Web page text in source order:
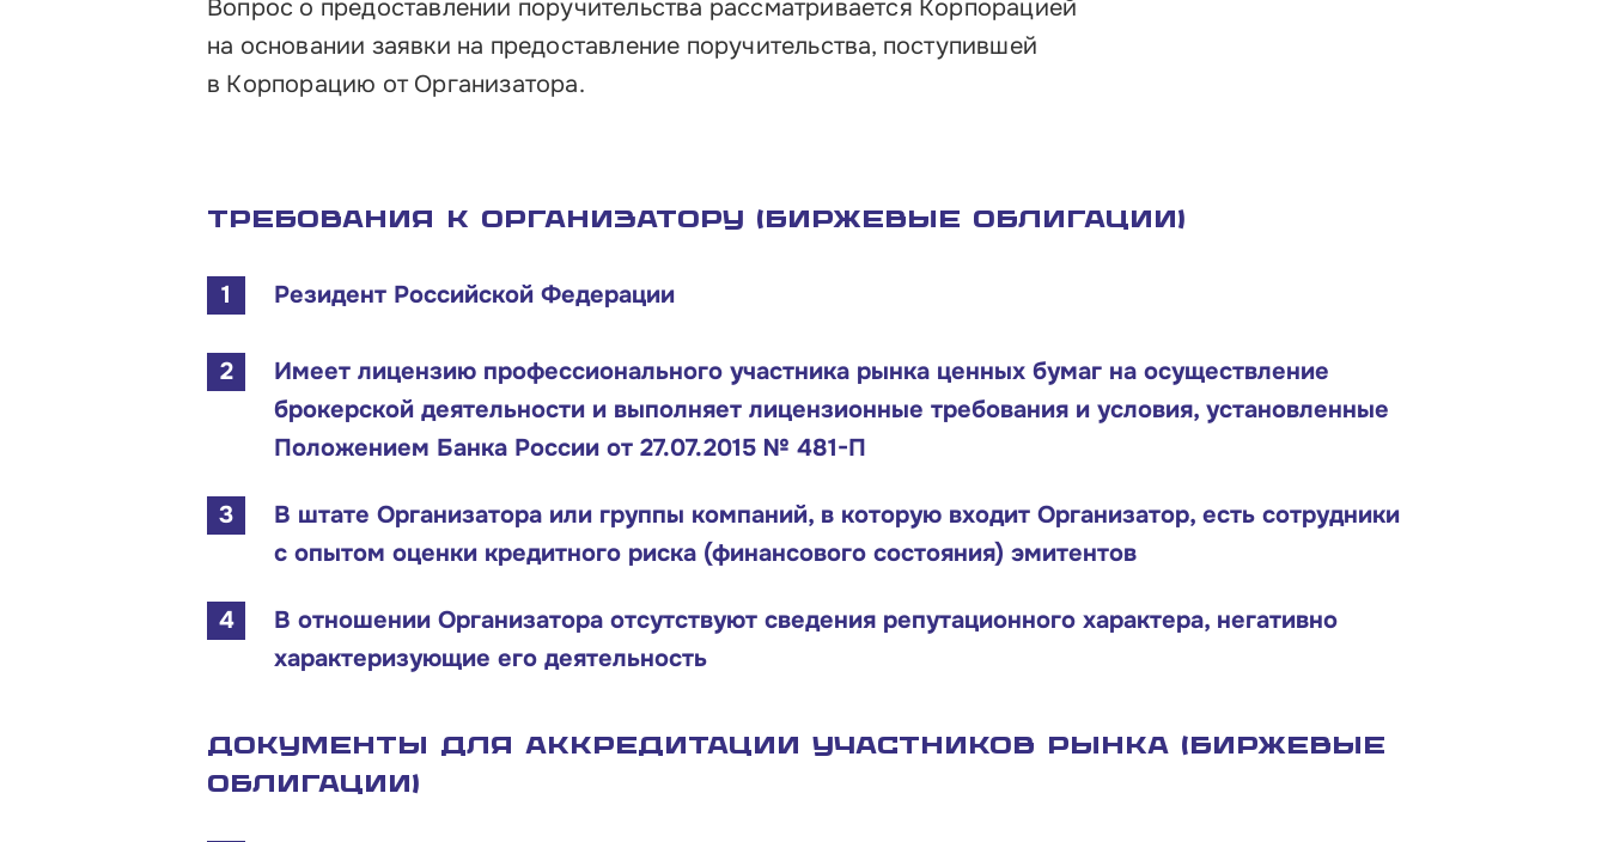
Вопрос о предоставлении поручительства рассматривается Корпорацией
на основании заявки на предоставление поручительства, поступившей
в Корпорацию от Организатора.
Требования к Организатору (Биржевые облигации)
Резидент Российской Федерации
Имеет лицензию профессионального участника рынка ценных бумаг на осуществление
брокерской деятельности и выполняет лицензионные требования и условия, установленные
Положением Банка России от 27.07.2015 № 481-П
В штате Организатора или группы компаний, в которую входит Организатор, есть сотрудники
с опытом оценки кредитного риска (финансового состояния) эмитентов
В отношении Организатора отсутствуют сведения репутационного характера, негативно
характеризующие его деятельность
Документы для аккредитации участников рынка (Биржевые
облигации)